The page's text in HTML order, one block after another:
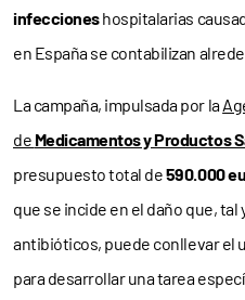
infeccioneshospitalarias
en España se contabilizan
La campaña, impulsada por la
de Medicamentos y Productos
presupuesto total de590.000
que se incide en el daño que, tal
antibióticos, puede conllevar el
para desarrollar una tarea